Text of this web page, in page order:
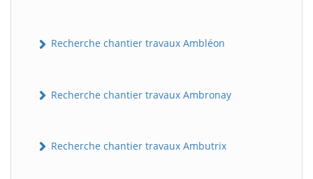
Recherche chantier travaux Ambléon
Recherche chantier travaux Ambronay
Recherche chantier travaux Ambutrix